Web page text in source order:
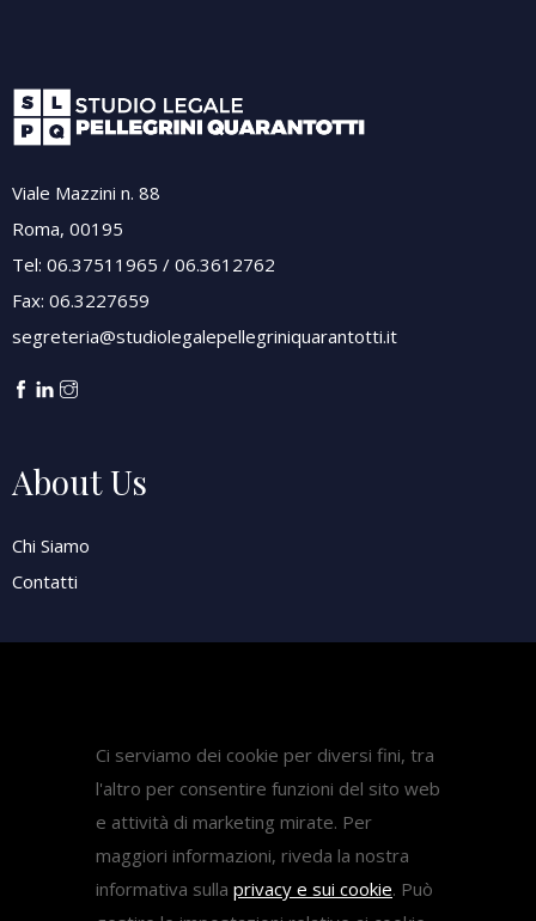
Ci serviamo dei cookie per diversi fini, tra
l'altro per consentire funzioni del sito web
e attività di marketing mirate. Per
maggiori informazioni, riveda la nostra
informativa sulla privacy e sui cookie. Può
Viale Mazzini n. 88
Roma, 00195
Tel: 06.37511965 / 06.3612762
Fax: 06.3227659
segreteria@studiolegalepellegriniquarantotti.it
About Us
Chi Siamo
Contatti
Pubblicazioni
Diritto Sanitario
Diritto del lavoro
Come fare ricorso medicina